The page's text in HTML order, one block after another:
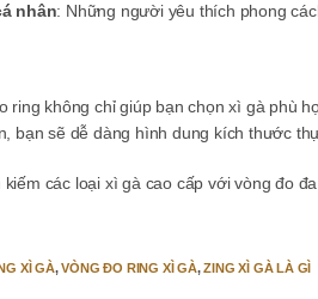
nhân: Những người yêu thích phong
ring không chỉ giúp bạn chọn xì gà phù
bạn sẽ dễ dàng hình dung kích thước
kiếm các loại xì gà cao cấp với vòng đo
XÌ GÀ, VÒNG ĐO RING XÌ GÀ, ZING XÌ GÀ LÀ GÌ